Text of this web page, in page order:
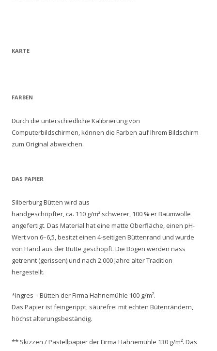
KARTE
FARBEN
Durch die unterschiedliche Kalibrierung von
Computerbildschirmen, können die Farben auf Ihrem Bildschirm
zum Original abweichen.
DAS PAPIER
Silberburg Bütten wird aus
handgeschöpfter, ca. 110 g/m² schwerer, 100 % er Baumwolle
angefertigt. Das Material hat eine matte Oberfläche, einen pH-
Wert von 6–6,5, besitzt einen 4-seitigen Büttenrand und wurde
von Hand aus der Bütte geschöpft. Die Bögen werden nass
getrennt (gerissen) und nach 2.000 Jahre alter Tradition
hergestellt.
*Ingres – Bütten der Firma Hahnemühle 100 g/m².
Das Papier ist feingerippt, säurefrei mit echten Bütenrändern,
höchst alterungsbeständig.
** Skizzen / Pastellpapier der Firma Hahnemühle 130 g/m². Das